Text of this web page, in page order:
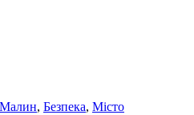
Малин, Безпека, Місто